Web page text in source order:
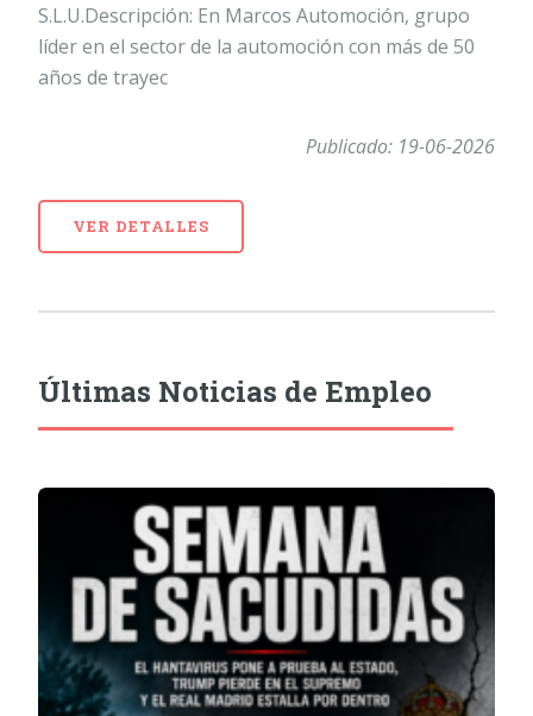
S.L.U.Descripción: En Marcos Automoción, grupo
líder en el sector de la automoción con más de 50
años de trayec
Publicado: 19-06-2026
VER DETALLES
Últimas Noticias de Empleo